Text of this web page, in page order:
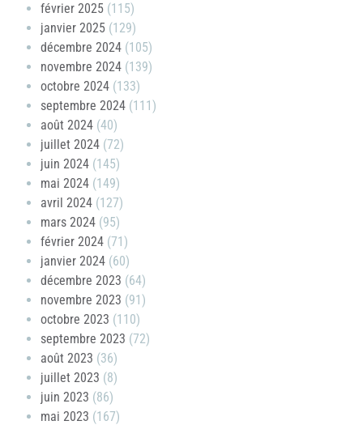
février 2025 (115)
janvier 2025 (129)
décembre 2024 (105)
novembre 2024 (139)
octobre 2024 (133)
septembre 2024 (111)
août 2024 (40)
juillet 2024 (72)
juin 2024 (145)
mai 2024 (149)
avril 2024 (127)
mars 2024 (95)
février 2024 (71)
janvier 2024 (60)
décembre 2023 (64)
novembre 2023 (91)
octobre 2023 (110)
septembre 2023 (72)
août 2023 (36)
juillet 2023 (8)
juin 2023 (86)
mai 2023 (167)